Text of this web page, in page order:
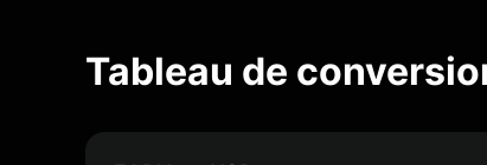
Tableau de